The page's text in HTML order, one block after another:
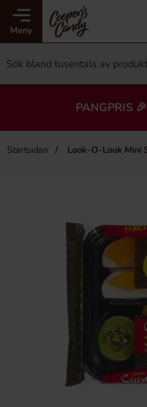
Meny
PANGPRIS
Startsidan Look-O-Look Mini